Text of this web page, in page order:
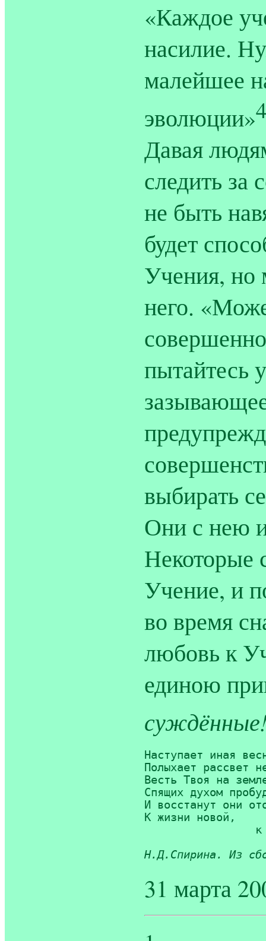
«Каждое
насилие.
малейшее
эволюции»
Давая
следить за
не быть
будет
Учения, но
него.
пытайтесь
выбирать
Они с нею
Некоторые
Учение, и
во время
любовь к
единою
Наступает иная
Полыхает рассвет
Весть Твоя на
Спящих духом
И восстанут они
К жизни новой,
Н.Д.Спирина. Из
31 марта